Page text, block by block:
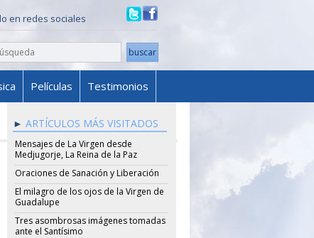
en redes sociales
Películas Testimonios
ARTÍCULOS MÁS VISITADOS
Mensajes de La Virgen desde
Medjugorje, La Reina de la Paz
Oraciones de Sanación y Liberación
El milagro de los ojos de la Virgen de
Guadalupe
Tres asombrosas imágenes tomadas
ante el Santísimo